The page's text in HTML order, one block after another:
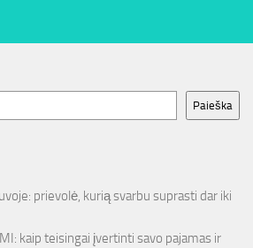
Paieška
prievolė, kurią svarbu suprasti dar iki
kaip teisingai įvertinti savo pajamas ir